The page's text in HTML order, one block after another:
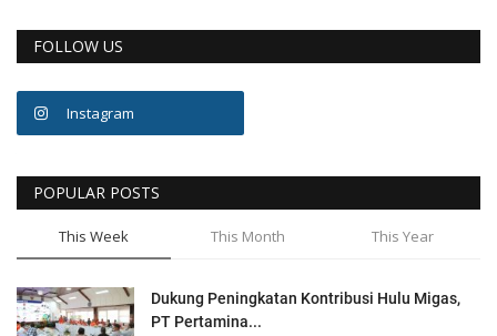
FOLLOW US
Instagram
POPULAR POSTS
This Week This Month This Year
Dukung Peningkatan Kontribusi Hulu Migas,
PT Pertamina...